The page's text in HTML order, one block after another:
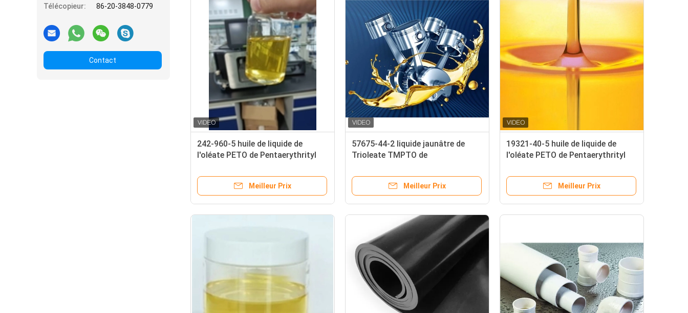
Télécopieur:
86-20-3848-0779
Contact
242-960-5 huile de liquide de
l'oléate PETO de Pentaerythrityl
Meilleur Prix
57675-44-2 liquide jaunâtre de
Trioleate TMPTO de
procédé de polymère
Meilleur Prix
19321-40-5 huile de liquide de
l'oléate PETO de Pentaerythrityl
Meilleur Prix